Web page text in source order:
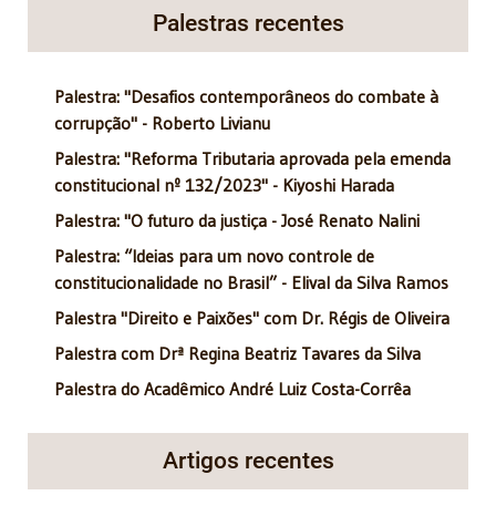
Palestras recentes
Palestra: "Desafios contemporâneos do combate à
corrupção" - Roberto Livianu
Palestra: "Reforma Tributaria aprovada pela emenda
constitucional nº 132/2023" - Kiyoshi Harada
Palestra: "O futuro da justiça - José Renato Nalini
Palestra: “Ideias para um novo controle de
constitucionalidade no Brasil” - Elival da Silva Ramos
Palestra "Direito e Paixões" com Dr. Régis de Oliveira
Palestra com Drª Regina Beatriz Tavares da Silva
Palestra do Acadêmico André Luiz Costa-Corrêa
Artigos recentes